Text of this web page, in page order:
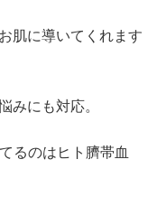
肌に導いてくれます
みにも対応。
るのはヒト臍帯血